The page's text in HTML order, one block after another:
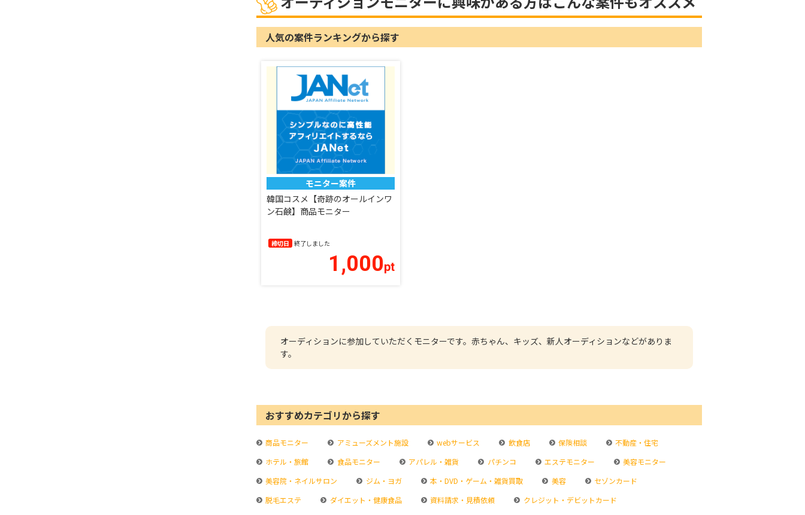
人気の案件ランキングから探す
モニター案件
韓国コスメ【奇跡のオールインワ
ン石鹸】商品モニター
締切日 終了しました
1,000pt
オーディションに参加していただくモニターです。赤ちゃん、キッズ、新人オーディションなどがありま
す。
おすすめカテゴリから探す
商品モニター アミューズメント施設 webサービス 飲食店 保険相談
不動産・住宅
ホテル・旅館
食品モニター アパレル・雑貨 パチンコ エステモニター
美容モニター
美容院・ネイルサロン
ジム・ヨガ 本・DVD・ゲーム・雑貨買取 美容
セゾンカード
脱毛エステ
ダイエット・健康食品 資料請求・見積依頼
クレジット・デビットカード